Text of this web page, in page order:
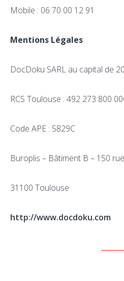
Mobile : 06 70 00 12 91
Mentions Légales
DocDoku SARL au capital de
RCS Toulouse : 492 273 800
Code APE : 5829C
Buroplis – Bâtiment B – 150
31100 Toulouse
http://www.docdoku.com